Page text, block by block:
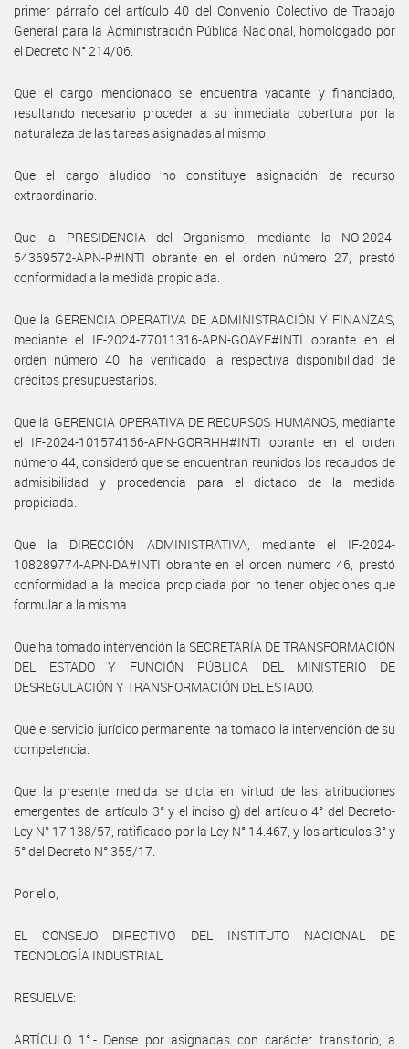
primer párrafo del artículo 40 del Convenio Colectivo de Trabajo
General para la Administración Pública Nacional, homologado por
el Decreto N° 214/06.
Que el cargo mencionado se encuentra vacante y financiado,
resultando necesario proceder a su inmediata cobertura por la
naturaleza de las tareas asignadas al mismo.
Que el cargo aludido no constituye asignación de recurso
extraordinario.
Que la PRESIDENCIA del Organismo, mediante la NO-2024-
54369572-APN-P#INTI obrante en el orden número 27, prestó
conformidad a la medida propiciada.
Que la GERENCIA OPERATIVA DE ADMINISTRACIÓN Y FINANZAS,
mediante el IF-2024-77011316-APN-GOAYF#INTI obrante en el
orden número 40, ha verificado la respectiva disponibilidad de
créditos presupuestarios.
Que la GERENCIA OPERATIVA DE RECURSOS HUMANOS, mediante
el IF-2024-101574166-APN-GORRHH#INTI obrante en el orden
número 44, consideró que se encuentran reunidos los recaudos de
admisibilidad y procedencia para el dictado de la medida
propiciada.
Que la DIRECCIÓN ADMINISTRATIVA, mediante el IF-2024-
108289774-APN-DA#INTI obrante en el orden número 46, prestó
conformidad a la medida propiciada por no tener objeciones que
formular a la misma.
Que ha tomado intervención la SECRETARÍA DE TRANSFORMACIÓN
DEL ESTADO Y FUNCIÓN PÚBLICA DEL MINISTERIO DE
DESREGULACIÓN Y TRANSFORMACIÓN DEL ESTADO.
Que el servicio jurídico permanente ha tomado la intervención de su
competencia.
Que la presente medida se dicta en virtud de las atribuciones
emergentes del artículo 3° y el inciso g) del artículo 4° del Decreto-
Ley N° 17.138/57, ratificado por la Ley N° 14.467, y los artículos 3° y
5° del Decreto N° 355/17.
Por ello,
EL CONSEJO DIRECTIVO DEL INSTITUTO NACIONAL DE
TECNOLOGÍA INDUSTRIAL
RESUELVE:
ARTÍCULO 1°.- Dense por asignadas con carácter transitorio, a